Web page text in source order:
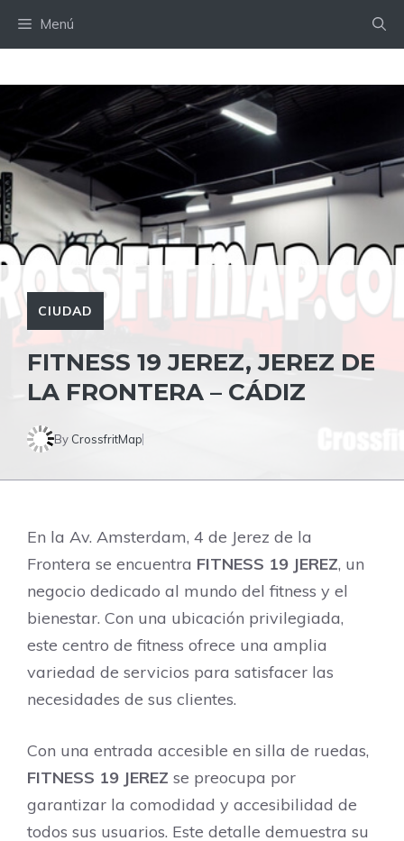
Menú
CIUDAD
FITNESS 19 JEREZ, JEREZ DE
LA FRONTERA – CÁDIZ
By CrossfritMap
En la Av. Amsterdam, 4 de Jerez de la
Frontera se encuentra FITNESS 19 JEREZ, un
negocio dedicado al mundo del fitness y el
bienestar. Con una ubicación privilegiada,
este centro de fitness ofrece una amplia
variedad de servicios para satisfacer las
necesidades de sus clientes.
Con una entrada accesible en silla de ruedas,
FITNESS 19 JEREZ se preocupa por
garantizar la comodidad y accesibilidad de
todos sus usuarios. Este detalle demuestra su